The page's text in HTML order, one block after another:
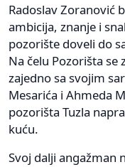
Radoslav Zoranović
ambicija, znanje i
pozorište doveli do
Na čelu Pozorišta
zajedno sa svojim
Mesarića i Ahmeda
pozorišta Tuzla
kuću.
Svoj dalji angažman